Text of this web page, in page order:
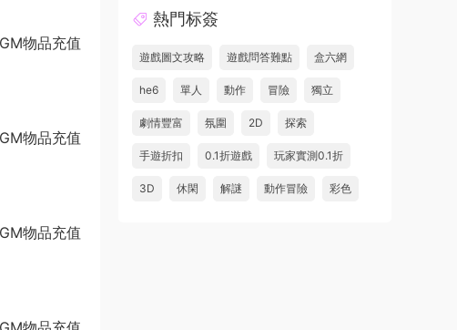
熱門标簽
遊戲圖文攻略 遊戲問答難點 盒六網
he6 單人 動作 冒險 獨立
劇情豐富 氛圍 2D 探索
手遊折扣 0.1折遊戲 玩家實測0.1折
3D 休閑 解謎 動作冒險 彩色